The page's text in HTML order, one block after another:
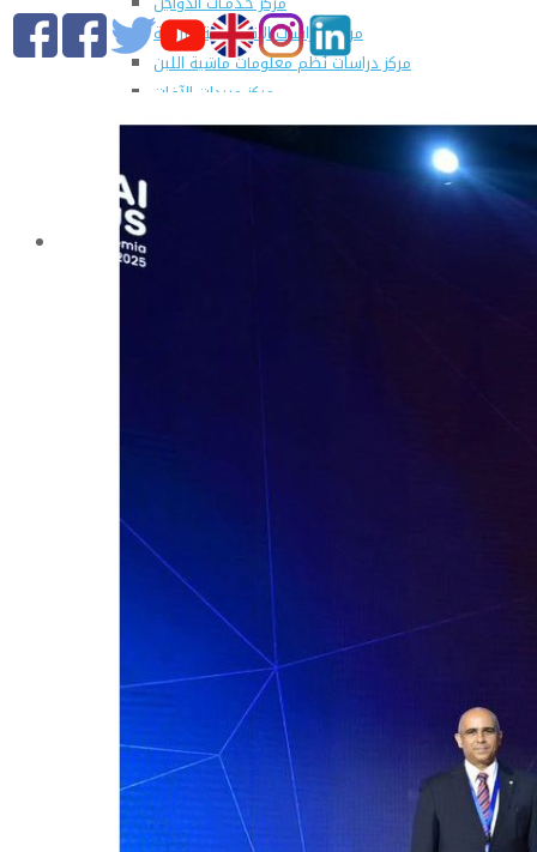
مركز الدراسات الإقتصادية الزراعية
مركز دراسات نُظم معلومات ماشية اللبن
مركز مبيدات الآفات
مطبعة كلية الزراعة
وحدة الهندسة الزراعية للدراسات والإستشارات الفنية
التسجيل في دورات مركز الحاسب الآلي بالكلية
التعليم والطلاب
للحصول على البريد الالكترونى للطالب
التدريب الميداني
نادى الطلاب المتفوقين
الدراسات العليا والبحوث والعلاقات الثقافية
عن قطاع الدراسات العليا والبحوث
إدارة العلاقات الثقافية
المصاريف الدراسية لطلاب الدراسات العليا
البرامج الدراسية
الدكتوراة
برنامج الماجستير
برنامج الماجستير المهنى